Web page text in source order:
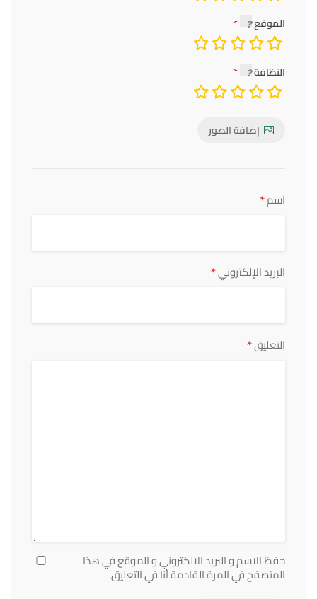
الموقع
النظافة
إضافة الصور
اسم*
البريد الإلكتروني*
التعليق*
حفظ الاسم و البريد الالكتروني و الموقع في هذا
المتصفح في المرة القادمة أنا في التعليق.